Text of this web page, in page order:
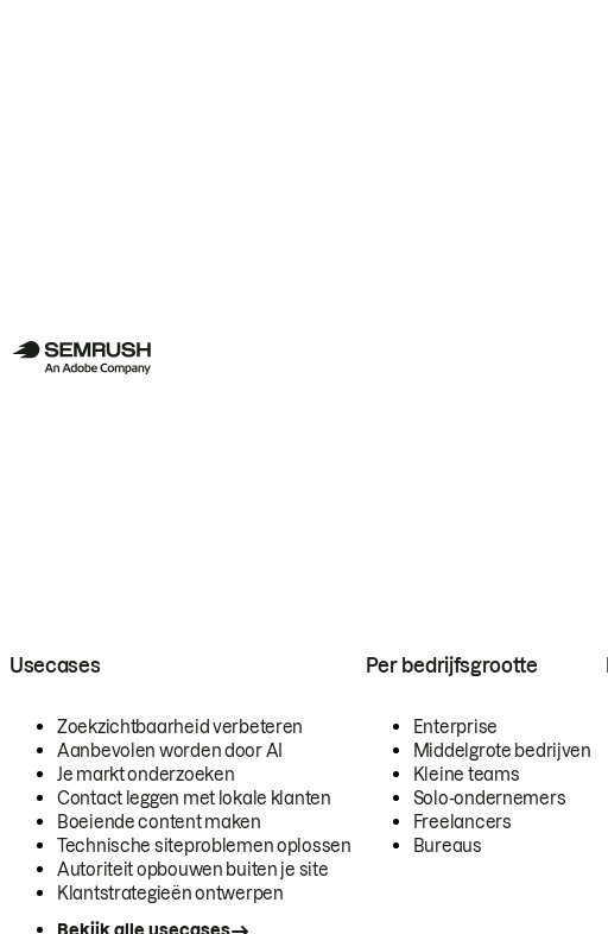
Usecases
Zoekzichtbaarheid verbeteren
Aanbevolen worden door AI
Je markt onderzoeken
Contact leggen met lokale klanten
Boeiende content maken
Technische siteproblemen oplossen
Autoriteit opbouwen buiten je site
Klantstrategieën ontwerpen
Per bedrijfsgrootte
Enterprise
Middelgrote bedrijven
Kleine teams
Solo-ondernemers
Freelancers
Bureaus